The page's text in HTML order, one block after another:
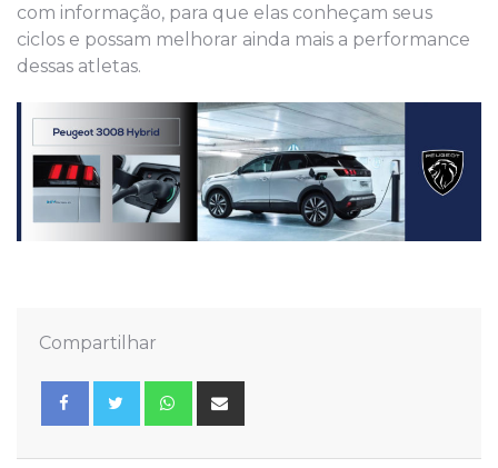
com informação, para que elas conheçam seus
ciclos e possam melhorar ainda mais a performance
dessas atletas.
Compartilhar
Whatsapp